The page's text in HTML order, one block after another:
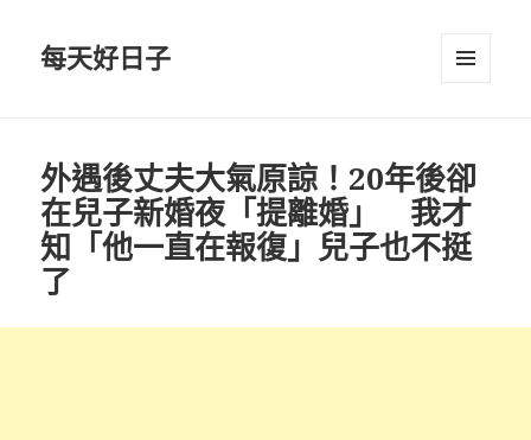
每天好日子
外遇後丈夫大氣原諒！20年後卻
在兒子新婚夜「提離婚」 我才
知「他一直在報復」兒子也不挺
了